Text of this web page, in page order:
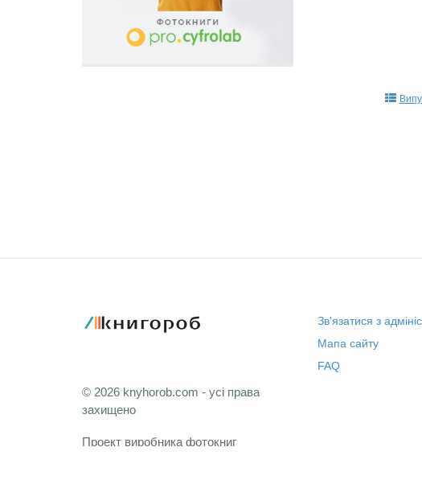
© 2026 knyhorob.com - усі права
захищено
Проект виробника фотокниг
Зв'язатися з
Мапа сайту
FAQ